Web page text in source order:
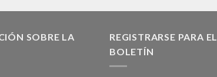
SOBRE LA
REGISTRARSE PARA EL
BOLETÍN